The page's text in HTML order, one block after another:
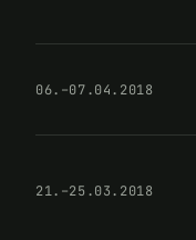
06.–07.04.2018
21.–25.03.2018